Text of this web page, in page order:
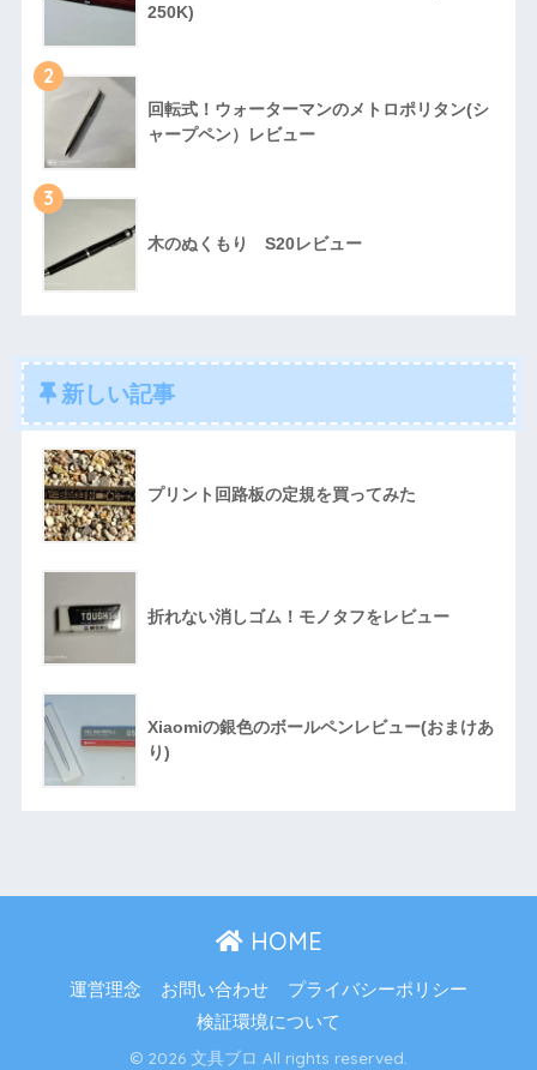
250K)
2
回転式！ウォーターマンのメトロポリタン(シ
ャープペン）レビュー
3
木のぬくもり S20レビュー
新しい記事
プリント回路板の定規を買ってみた
折れない消しゴム！モノタフをレビュー
Xiaomiの銀色のボールペンレビュー(おまけあ
り)
HOME
運営理念 お問い合わせ
プライバシーポリシー
検証環境について
© 2026 文具ブロ All rights reserved.